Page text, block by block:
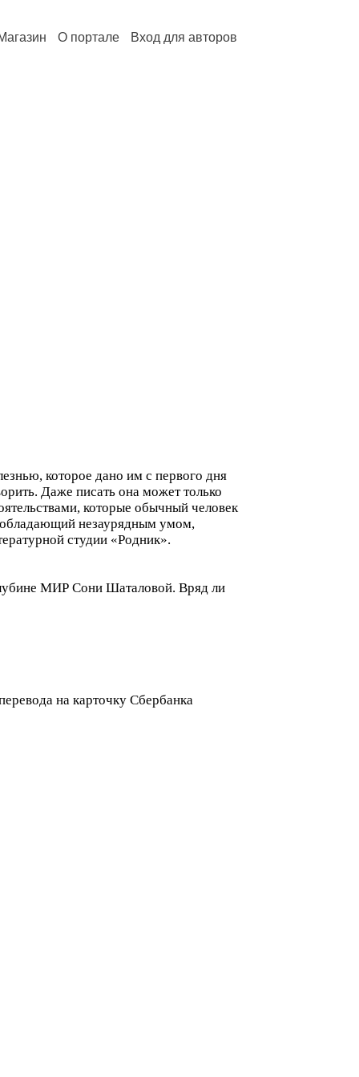
О портале Вход для авторов
которое дано им с первого дня
Даже писать она может только
которые обычный человек
обладающий незаурядным умом,
студии «Родник».
МИР Сони Шаталовой. Вряд ли
на карточку Сбербанка